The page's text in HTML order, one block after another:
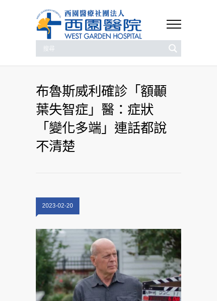
布魯斯威利確診「額顳
葉失智症」醫：症狀
「變化多端」連話都說
不清楚
2023-02-20